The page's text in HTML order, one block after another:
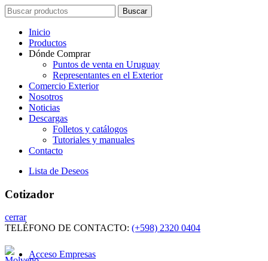
Search
for:
Buscar
Inicio
Productos
Dónde Comprar
Puntos de venta en Uruguay
Representantes en el Exterior
Comercio Exterior
Nosotros
Noticias
Descargas
Folletos y catálogos
Tutoriales y manuales
Contacto
Lista de Deseos
Cotizador
cerrar
TELÉFONO DE CONTACTO: (+598) 2320 0404
Acceso Empresas